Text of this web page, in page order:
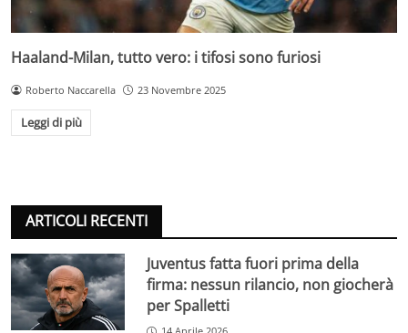
Haaland-Milan, tutto vero: i tifosi sono furiosi
Roberto Naccarella 23 Novembre 2025
Leggi di più
ARTICOLI RECENTI
Juventus fatta fuori prima della
firma: nessun rilancio, non giocherà
per Spalletti